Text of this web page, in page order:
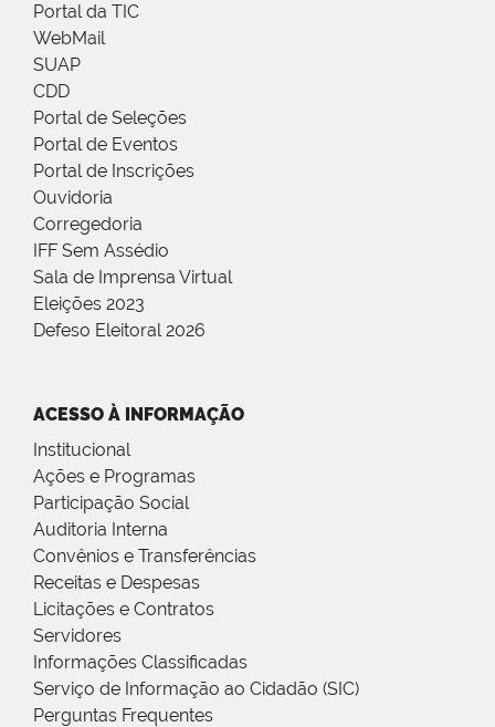
Portal da TIC
WebMail
SUAP
CDD
Portal de Seleções
Portal de Eventos
Portal de Inscrições
Ouvidoria
Corregedoria
IFF Sem Assédio
Sala de Imprensa Virtual
Eleições 2023
Defeso Eleitoral 2026
ACESSO À INFORMAÇÃO
Institucional
Ações e Programas
Participação Social
Auditoria Interna
Convênios e Transferências
Receitas e Despesas
Licitações e Contratos
Servidores
Informações Classificadas
Serviço de Informação ao Cidadão (SIC)
Perguntas Frequentes